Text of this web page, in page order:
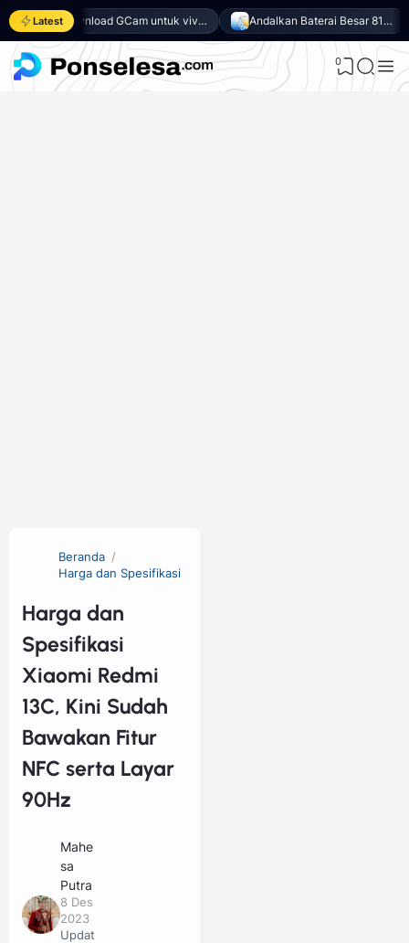
Latest Download GCam untuk vivo Y500 (GCam APK 9.6 & LMC 8.4) Andalkan Baterai Besar 8100mAh dan SoC Unisoc T7300, Ini dia 10 Keunggulan vivo Y500 4G
0
Beranda
Harga dan Spesifikasi
Harga dan
Spesifikasi
Xiaomi Redmi
13C, Kini Sudah
Bawakan Fitur
NFC serta Layar
90Hz
Mahe
sa
Putra
8 Des
2023
Updat